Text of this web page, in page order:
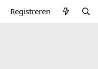
Registreren